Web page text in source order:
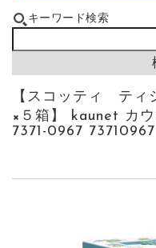
キーワード検索
【スコッティ テ
×５箱】 kaunet カ
7371-0967 73710967